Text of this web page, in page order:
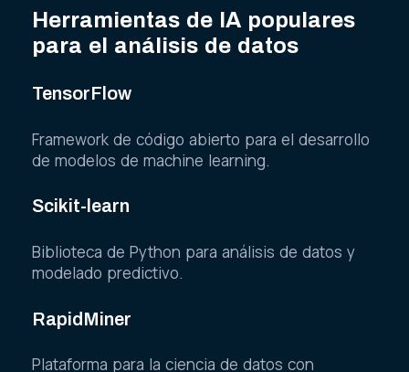
Herramientas de IA populares
para el análisis de datos
TensorFlow
Framework de código abierto para el desarrollo
de modelos de machine learning.
Scikit-learn
Biblioteca de Python para análisis de datos y
modelado predictivo.
RapidMiner
Plataforma para la ciencia de datos con